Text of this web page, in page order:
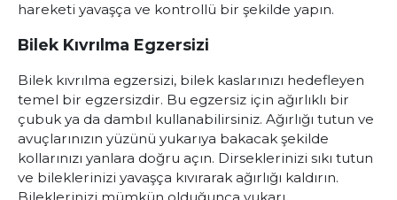
hareketi yavaşça ve kontrollü bir şekilde yapın.
Bilek Kıvrılma Egzersizi
Bilek kıvrılma egzersizi, bilek kaslarınızı hedefleyen
temel bir egzersizdir. Bu egzersiz için ağırlıklı bir
çubuk ya da dambıl kullanabilirsiniz. Ağırlığı tutun ve
avuçlarınızın yüzünü yukarıya bakacak şekilde
kollarınızı yanlara doğru açın. Dirseklerinizi sıkı tutun
ve bileklerinizi yavaşça kıvırarak ağırlığı kaldırın.